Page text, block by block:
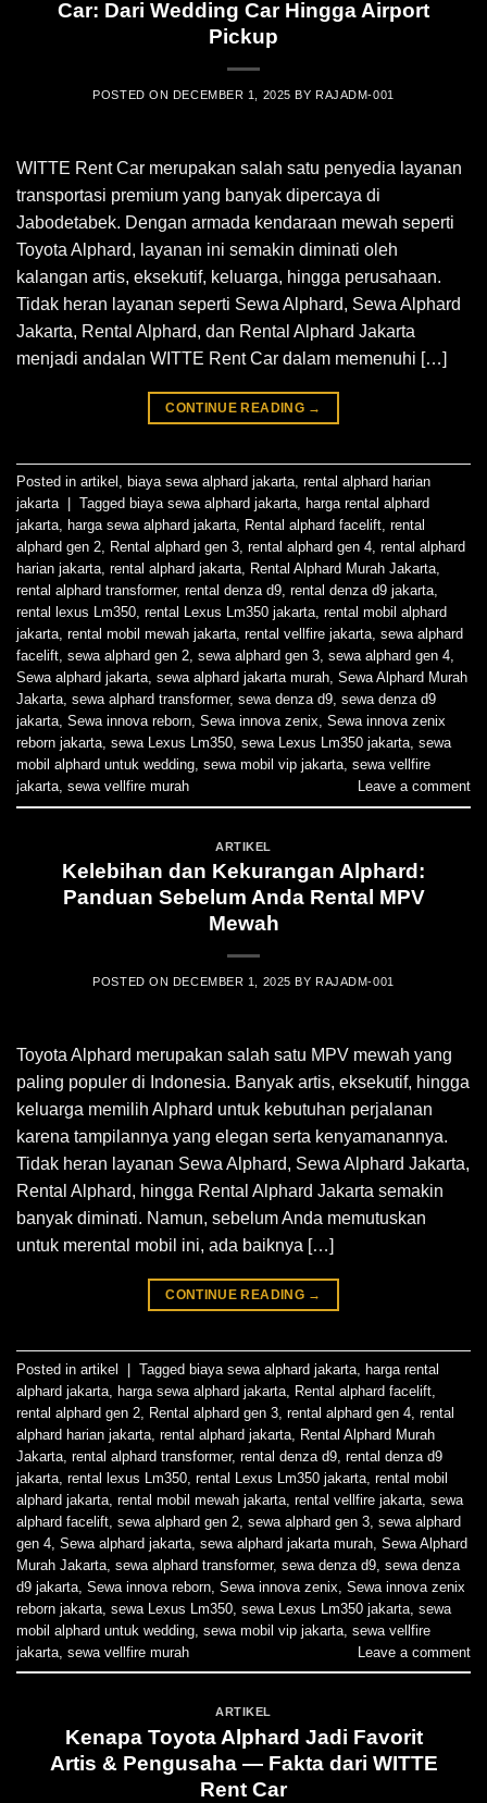
Car: Dari Wedding Car Hingga Airport
Pickup
POSTED ON DECEMBER 1, 2025 BY RAJADM-001
WITTE Rent Car merupakan salah satu penyedia layanan
transportasi premium yang banyak dipercaya di
Jabodetabek. Dengan armada kendaraan mewah seperti
Toyota Alphard, layanan ini semakin diminati oleh
kalangan artis, eksekutif, keluarga, hingga perusahaan.
Tidak heran layanan seperti Sewa Alphard, Sewa Alphard
Jakarta, Rental Alphard, dan Rental Alphard Jakarta
menjadi andalan WITTE Rent Car dalam memenuhi […]
CONTINUE READING →
Posted in artikel , biaya sewa alphard jakarta, rental alphard harian
jakarta
Tagged biaya sewa alphard jakarta, harga rental alphard
jakarta, harga sewa alphard jakarta, Rental alphard facelift, rental
alphard gen 2, Rental alphard gen 3, rental alphard gen 4, rental alphard
harian jakarta, rental alphard jakarta, Rental Alphard Murah Jakarta,
rental alphard transformer, rental denza d9, rental denza d9 jakarta,
rental lexus Lm350, rental Lexus Lm350 jakarta, rental mobil alphard
jakarta, rental mobil mewah jakarta, rental vellfire jakarta, sewa alphard
facelift, sewa alphard gen 2, sewa alphard gen 3, sewa alphard gen 4,
Sewa alphard jakarta, sewa alphard jakarta murah, Sewa Alphard Murah
Jakarta, sewa alphard transformer, sewa denza d9, sewa denza d9
jakarta, Sewa innova reborn, Sewa innova zenix, Sewa innova zenix
reborn jakarta, sewa Lexus Lm350, sewa Lexus Lm350 jakarta, sewa
mobil alphard untuk wedding, sewa mobil vip jakarta, sewa vellfire
jakarta, sewa vellfire murah Leave a comment
ARTIKEL
Kelebihan dan Kekurangan Alphard:
Panduan Sebelum Anda Rental MPV
Mewah
POSTED ON DECEMBER 1, 2025 BY RAJADM-001
Toyota Alphard merupakan salah satu MPV mewah yang
paling populer di Indonesia. Banyak artis, eksekutif, hingga
keluarga memilih Alphard untuk kebutuhan perjalanan
karena tampilannya yang elegan serta kenyamanannya.
Tidak heran layanan Sewa Alphard, Sewa Alphard Jakarta,
Rental Alphard, hingga Rental Alphard Jakarta semakin
banyak diminati. Namun, sebelum Anda memutuskan
untuk merental mobil ini, ada baiknya […]
CONTINUE READING →
Posted in artikel | Tagged biaya sewa alphard jakarta harga rental
alphard jakarta harga sewa alphard jakarta Rental alphard facelift
rental alphard gen 2 Rental alphard gen 3 rental alphard gen 4 rental
alphard harian jakarta rental alphard jakarta Rental Alphard Murah
Jakarta rental alphard transformer, rental denza d9 rental denza d9
jakarta rental lexus Lm350 rental Lexus Lm350 jakarta rental mobil
alphard jakarta rental mobil mewah jakarta rental vellfire jakarta sewa
alphard facelift sewa alphard gen 2 sewa alphard gen 3 sewa alphard
gen 4 Sewa alphard jakarta sewa alphard jakarta murah Sewa Alphard
Murah Jakarta sewa alphard transformer, sewa denza d9 sewa denza
d9 jakarta Sewa innova reborn Sewa innova zenix Sewa innova zenix
reborn jakarta sewa Lexus Lm350 sewa Lexus Lm350 jakarta sewa
mobil alphard untuk wedding sewa mobil vip jakarta sewa vellfire
jakarta sewa vellfire murah Leave a comment
ARTIKEL
Kenapa Toyota Alphard Jadi Favorit
Artis & Pengusaha — Fakta dari WITTE
Rent Car